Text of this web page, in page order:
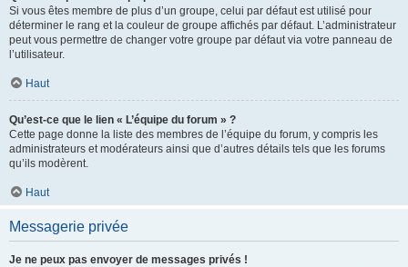
Si vous êtes membre de plus d’un groupe, celui par défaut est utilisé pour
déterminer le rang et la couleur de groupe affichés par défaut. L’administrateur
peut vous permettre de changer votre groupe par défaut via votre panneau de
l’utilisateur.
Haut
Qu’est-ce que le lien « L’équipe du forum » ?
Cette page donne la liste des membres de l’équipe du forum, y compris les
administrateurs et modérateurs ainsi que d’autres détails tels que les forums
qu’ils modèrent.
Haut
Messagerie privée
Je ne peux pas envoyer de messages privés !